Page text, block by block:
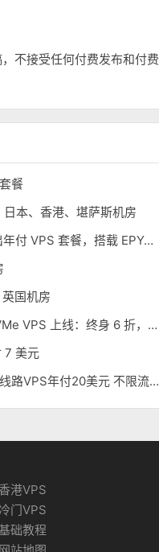
不接受任何付费发布和付费
餐
本、香港、堪萨斯机房
马来西亚主机商 SVR4U 推出年付 VPS 套餐，搭载 EPYC/至强铂金，支持支付宝
国机房
AirNode 荷兰阿姆斯特丹 NVMe VPS 上线：终身 6 折，€1.99/月起，2.5Tbit/s DDoS 防护
7 美元
DediOne 新增洛杉矶CMIN2线路VPS年付20美元 不限流量
香港VPS
冷门VPS
础教程